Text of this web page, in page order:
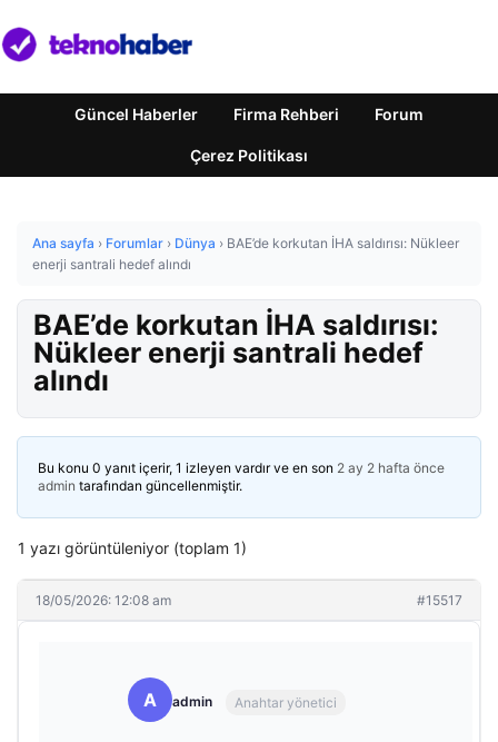
Güncel Haberler Firma Rehberi Forum
Çerez Politikası
Ana sayfa › Forumlar › Dünya › BAE’de korkutan İHA saldırısı: Nükleer
enerji santrali hedef alındı
BAE’de korkutan İHA saldırısı:
Nükleer enerji santrali hedef
alındı
Bu konu 0 yanıt içerir, 1 izleyen vardır ve en son 2 ay 2 hafta önce
admin tarafından güncellenmiştir.
1 yazı görüntüleniyor (toplam 1)
18/05/2026: 12:08 am #15517
A admin Anahtar yönetici